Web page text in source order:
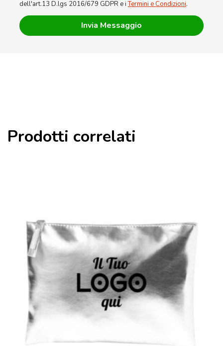
dell'art.13 D.lgs 2016/679 GDPR e iTermini e Condizioni.
Prodotti correlati